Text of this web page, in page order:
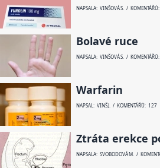
NAPSALA: VINŠOVÁ S. /
Bolavé ruce
NAPSALA: VINŠOVÁ S. /
Warfarin
NAPSAL: VINŠ J. / KOMENTÁŘŮ: 127
Ztráta erekce
NAPSALA: SVOBODOVÁ M. /